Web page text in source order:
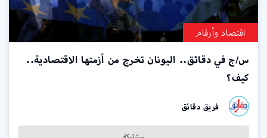
اقتصاد وأرقام
س/ج في دقائق.. اليونان تخرج من أزمتها الاقتصادية..
كيف؟
فريق دقائق